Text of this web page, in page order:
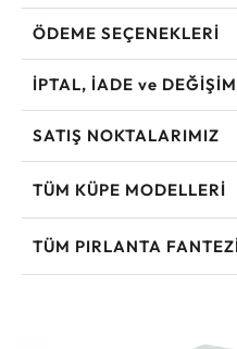
ÖDEME SEÇENEKLERİ
İPTAL, İADE ve DEĞİŞİM
SATIŞ NOKTALARIMIZ
TÜM KÜPE MODELLERI
TÜM PIRLANTA